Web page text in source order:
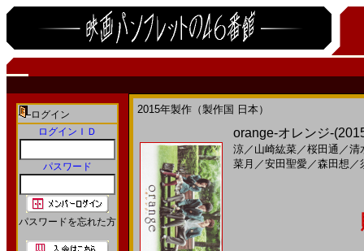
ログイン
ログインＩＤ
パスワード
パスワードを忘れた方
2015年製作（製作国 日本）
orange-オレンジ-
涼／ 山崎紘菜／桜田通 ／清
菜月 ／安田聖愛／森田想 ／